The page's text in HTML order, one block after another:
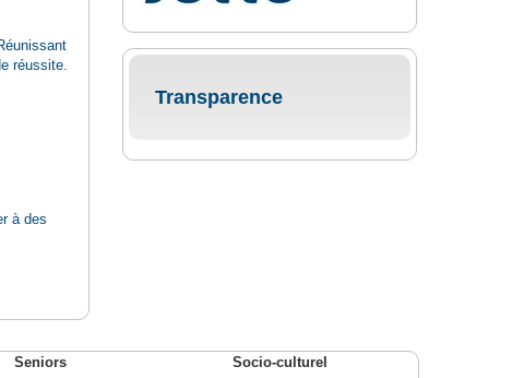
réussite.
à des
Transparence
Seniors Socio-culturel